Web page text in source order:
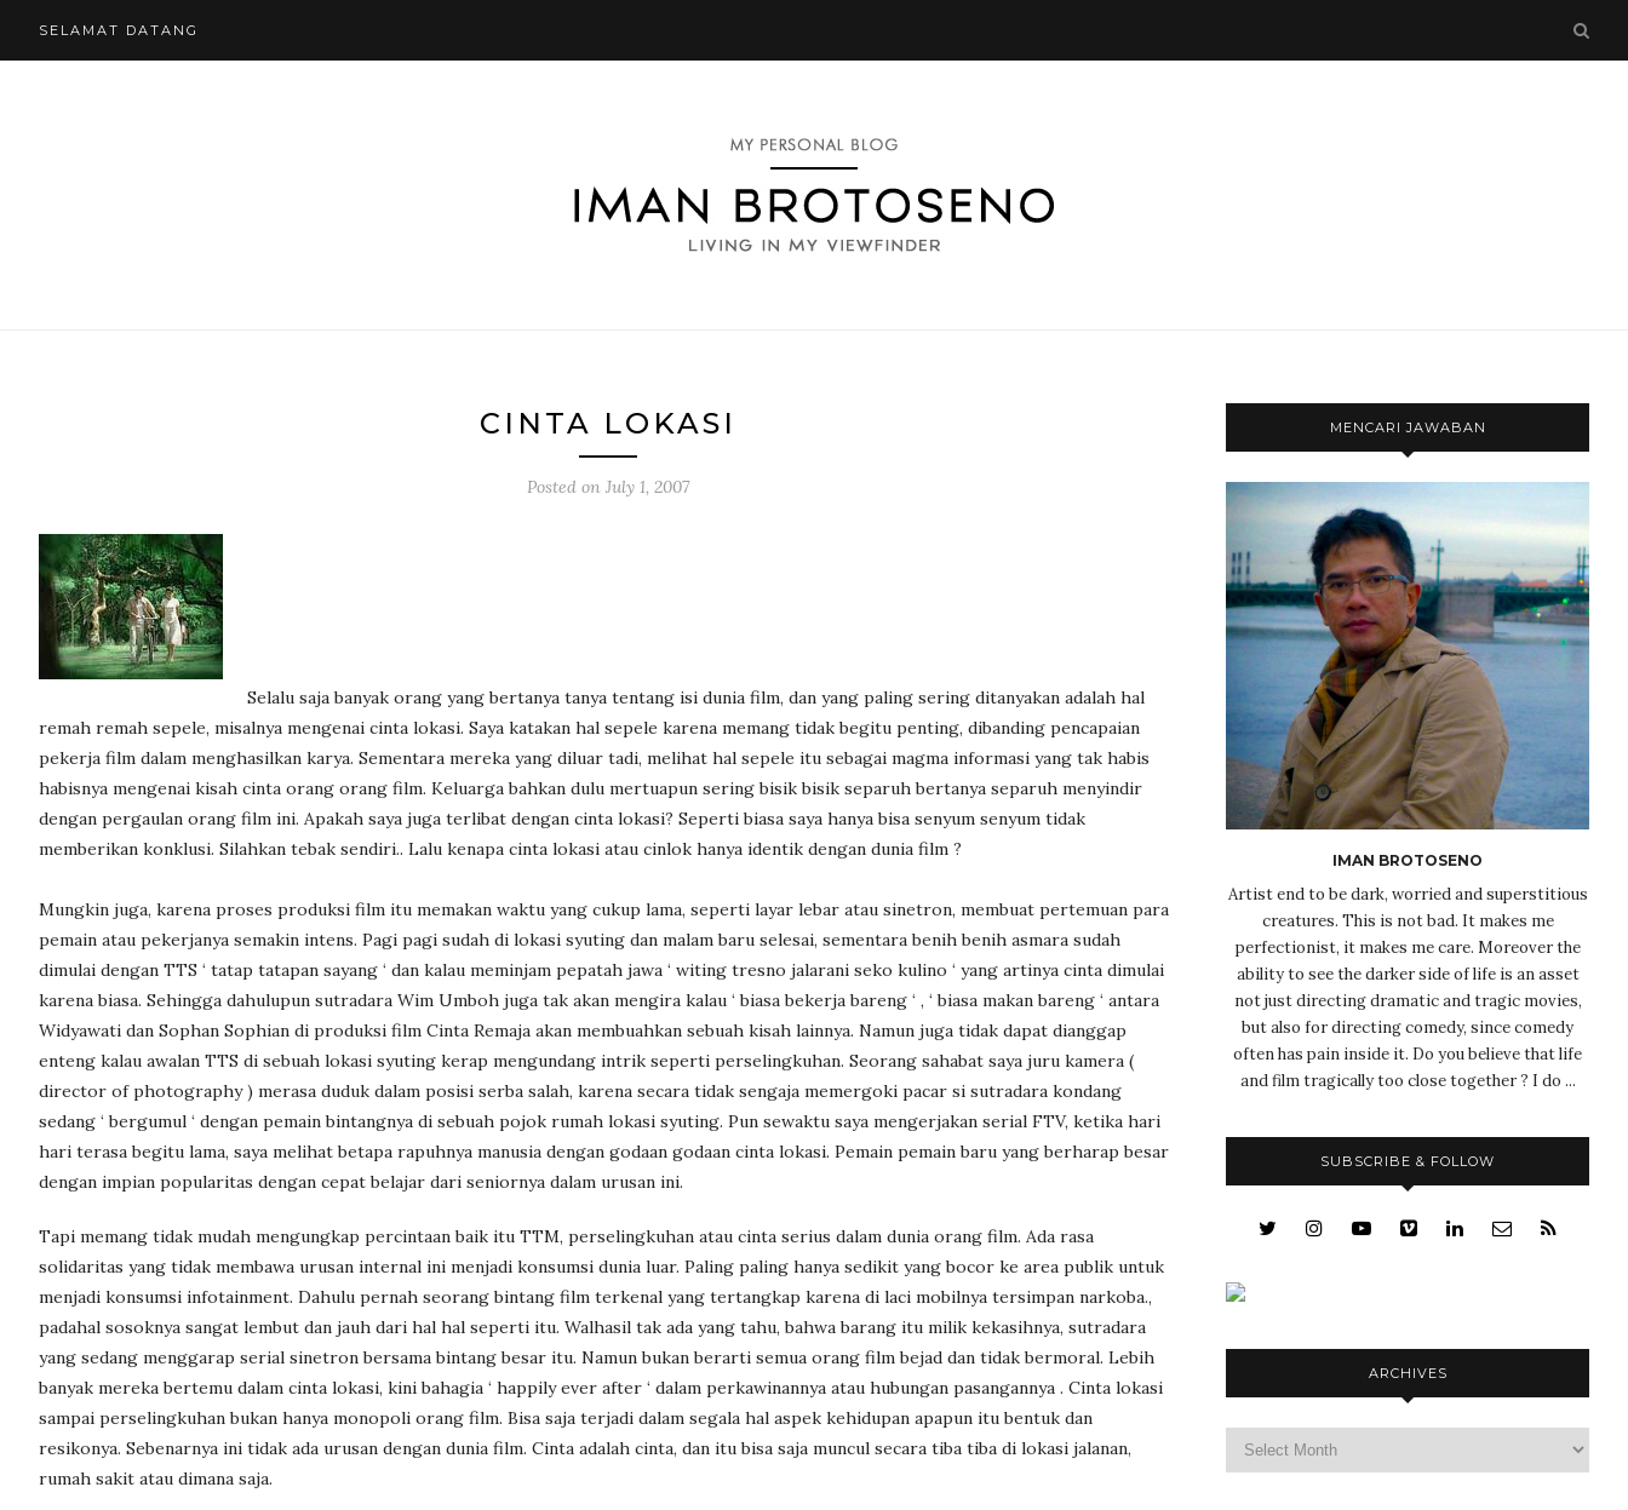
SELAMAT DATANG
CINTA LOKASI
Posted on July 1, 2007
Selalu saja banyak orang yang bertanya tanya tentang isi dunia film, dan yang paling sering ditanyakan adalah hal
remah remah sepele, misalnya mengenai cinta lokasi. Saya katakan hal sepele karena memang tidak begitu penting, dibanding pencapaian
pekerja film dalam menghasilkan karya. Sementara mereka yang diluar tadi, melihat hal sepele itu sebagai magma informasi yang tak habis
habisnya mengenai kisah cinta orang orang film. Keluarga bahkan dulu mertuapun sering bisik bisik separuh bertanya separuh menyindir
dengan pergaulan orang film ini. Apakah saya juga terlibat dengan cinta lokasi? Seperti biasa saya hanya bisa senyum senyum tidak
memberikan konklusi. Silahkan tebak sendiri.. Lalu kenapa cinta lokasi atau cinlok hanya identik dengan dunia film ?
Mungkin juga, karena proses produksi film itu memakan waktu yang cukup lama, seperti layar lebar atau sinetron, membuat pertemuan para
pemain atau pekerjanya semakin intens. Pagi pagi sudah di lokasi syuting dan malam baru selesai, sementara benih benih asmara sudah
dimulai dengan TTS ‘ tatap tatapan sayang ‘ dan kalau meminjam pepatah jawa ‘ witing tresno jalarani seko kulino ‘ yang artinya cinta dimulai
karena biasa. Sehingga dahulupun sutradara Wim Umboh juga tak akan mengira kalau ‘ biasa bekerja bareng ‘ , ‘ biasa makan bareng ‘ antara
Widyawati dan Sophan Sophian di produksi film Cinta Remaja akan membuahkan sebuah kisah lainnya. Namun juga tidak dapat dianggap
enteng kalau awalan TTS di sebuah lokasi syuting kerap mengundang intrik seperti perselingkuhan. Seorang sahabat saya juru kamera (
director of photography ) merasa duduk dalam posisi serba salah, karena secara tidak sengaja memergoki pacar si sutradara kondang
sedang ‘ bergumul ‘ dengan pemain bintangnya di sebuah pojok rumah lokasi syuting. Pun sewaktu saya mengerjakan serial FTV, ketika hari
hari terasa begitu lama, saya melihat betapa rapuhnya manusia dengan godaan godaan cinta lokasi. Pemain pemain baru yang berharap besar
dengan impian popularitas dengan cepat belajar dari seniornya dalam urusan ini.
Tapi memang tidak mudah mengungkap percintaan baik itu TTM, perselingkuhan atau cinta serius dalam dunia orang film. Ada rasa
solidaritas yang tidak membawa urusan internal ini menjadi konsumsi dunia luar. Paling paling hanya sedikit yang bocor ke area publik untuk
menjadi konsumsi infotainment. Dahulu pernah seorang bintang film terkenal yang tertangkap karena di laci mobilnya tersimpan narkoba.,
padahal sosoknya sangat lembut dan jauh dari hal hal seperti itu. Walhasil tak ada yang tahu, bahwa barang itu milik kekasihnya, sutradara
yang sedang menggarap serial sinetron bersama bintang besar itu. Namun bukan berarti semua orang film bejad dan tidak bermoral. Lebih
banyak mereka bertemu dalam cinta lokasi, kini bahagia ‘ happily ever after ‘ dalam perkawinannya atau hubungan pasangannya . Cinta lokasi
sampai perselingkuhan bukan hanya monopoli orang film. Bisa saja terjadi dalam segala hal aspek kehidupan apapun itu bentuk dan
resikonya. Sebenarnya ini tidak ada urusan dengan dunia film. Cinta adalah cinta, dan itu bisa saja muncul secara tiba tiba di lokasi jalanan,
rumah sakit atau dimana saja.
MENCARI JAWABAN
IMAN BROTOSENO
Artist end to be dark, worried and superstitious
creatures. This is not bad. It makes me
perfectionist, it makes me care. Moreover the
ability to see the darker side of life is an asset
not just directing dramatic and tragic movies,
but also for directing comedy, since comedy
often has pain inside it. Do you believe that life
and film tragically too close together ? I do ...
SUBSCRIBE & FOLLOW
ARCHIVES